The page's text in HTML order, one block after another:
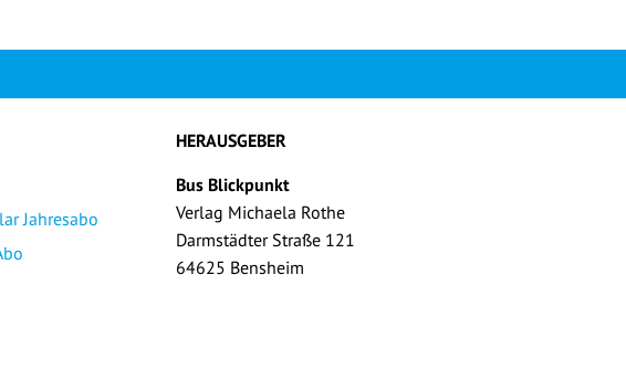
Jahresabo
HERAUSGEBER
Bus Blickpunkt
Verlag Michaela Rothe
Darmstädter Straße 121
64625 Bensheim